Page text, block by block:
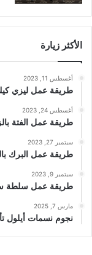
الأكثر زيارة
أغسطس 11, 2023
طريقة عمل ليزي
أغسطس 24, 2023
طريقة عمل الفتة
سبتمبر 27, 2023
طريقة عمل البرك
سبتمبر 9, 2023
طريقة عمل سلطة
مارس 7, 2025
نجوم نسمات أيلول